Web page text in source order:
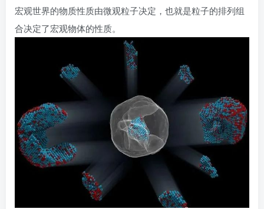
宏观世界的物质性质由微观粒子决定，也就是粒子的排列组
合决定了宏观物体的性质。